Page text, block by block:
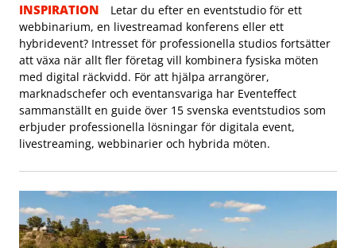
INSPIRATION
Letar du efter en eventstudio för ett
webbinarium, en livestreamad konferens eller ett
hybridevent? Intresset för professionella studios fortsätter
att växa när allt fler företag vill kombinera fysiska möten
med digital räckvidd. För att hjälpa arrangörer,
marknadschefer och eventansvariga har Eventeffect
sammanställt en guide över 15 svenska eventstudios som
erbjuder professionella lösningar för digitala event,
livestreaming, webbinarier och hybrida möten.